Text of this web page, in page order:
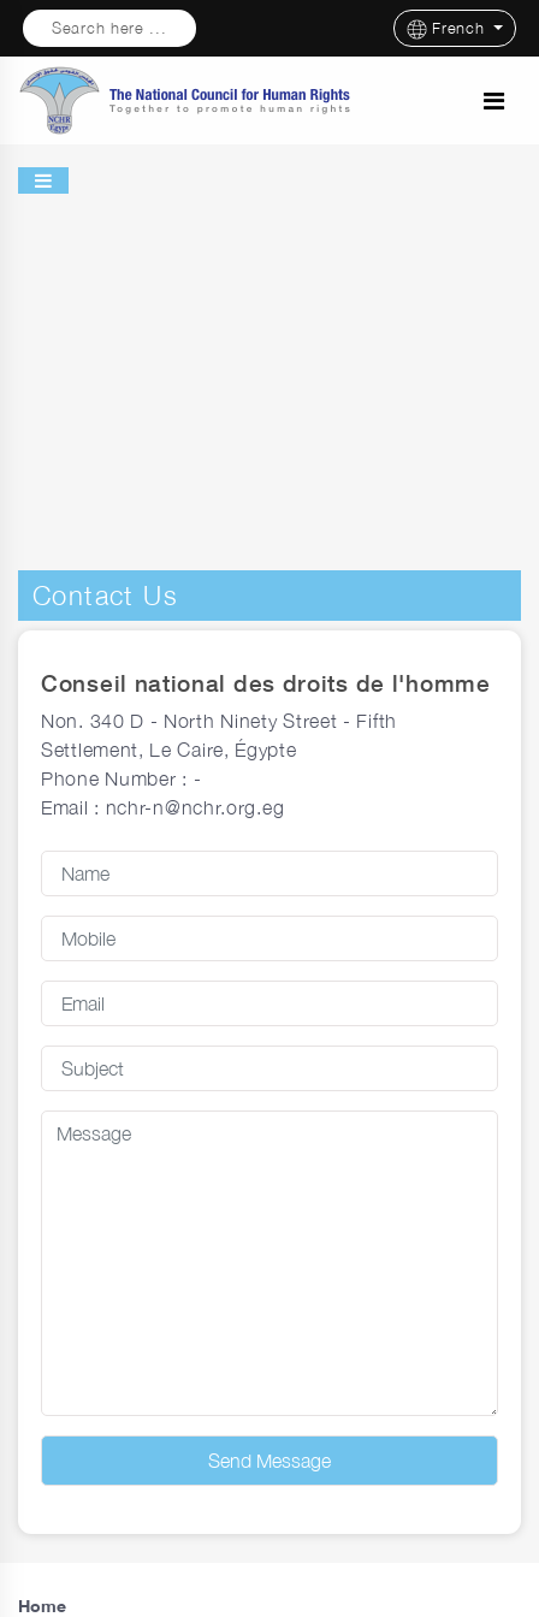
Search here ... French
Contact Us
Conseil national des droits de l'homme
Non. 340 D - North Ninety Street - Fifth
Settlement, Le Caire, Égypte
Phone Number : -
Email : nchr-n@nchr.org.eg
Send Message
Home